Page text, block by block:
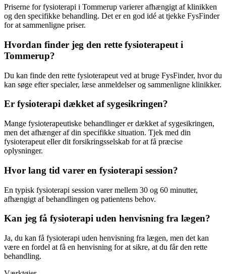
Priserne forfysioterapi i Tommerup varierer afhængigt af klinikken
og den specifikke behandling. Det er en god idé at tjekke FysFinder
for at sammenligne priser.
Hvordan finder jeg den rette fysioterapeut i
Tommerup?
Du kan finde den rette fysioterapeut ved at bruge FysFinder, hvor du
kan søge efter specialer, læse anmeldelser og sammenligne klinikker.
Er fysioterapi dækket af sygesikringen?
Mange fysioterapeutiske behandlinger er dækket af sygesikringen,
men det afhænger af din specifikke situation. Tjek med din
fysioterapeut eller dit forsikringsselskab for at få præcise
oplysninger.
Hvor lang tid varer en fysioterapi session?
En typisk fysioterapi session varer mellem 30 og 60 minutter,
afhængigt af behandlingen og patientens behov.
Kan jeg få fysioterapi uden henvisning fra lægen?
Ja, du kan få fysioterapi uden henvisning fra lægen, men det kan
være en fordel at få en henvisning for at sikre, at du får den rette
behandling.